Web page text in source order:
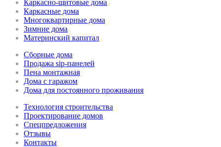
Каркасно-щитовые дома
Каркасные дома
Многоквартирные дома
Зимние дома
Материнский капитал
Сборные дома
Продажа sip-панелей
Пена монтажная
Дома с гаражом
Дома для постоянного проживания
Технология строительства
Проектирование домов
Спецпредложения
Отзывы
Контакты